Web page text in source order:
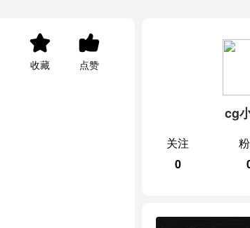
收藏 点赞
cg
关注
0